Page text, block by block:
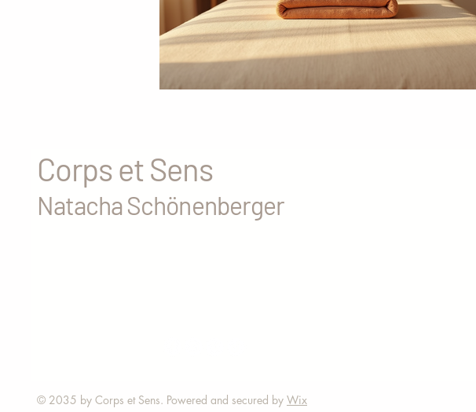
Corps et Sens
Natacha Schönenberger
© 2035 by Corps et Sens. Powered and secured by Wix